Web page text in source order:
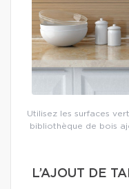
Utilisez les surfaces
bibliothèque de bois
L’AJOUT DE